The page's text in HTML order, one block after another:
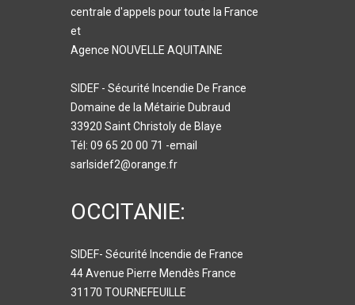
centrale d'appels pour toute la France
et
Agence NOUVELLE AQUITAINE
SIDEF - Sécurité Incendie De France
Domaine de la Métairie Dubraud
33920 Saint Christoly de Blaye
Tél: 09 65 20 00 71 -email
sarlsidef2@orange.fr
OCCITANIE:
SIDEF- Sécurité Incendie de France
44 Avenue Pierre Mendès France
31170 TOURNEFEUILLE